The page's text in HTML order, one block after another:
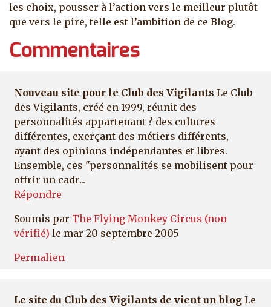
les choix, pousser à l’action vers le meilleur plutôt
que vers le pire, telle est l’ambition de ce Blog.
Commentaires
Nouveau site pour le Club des Vigilants Le Club
des Vigilants, créé en 1999, réunit des
personnalités appartenant ? des cultures
différentes, exerçant des métiers différents,
ayant des opinions indépendantes et libres.
Ensemble, ces "personnalités se mobilisent pour
offrir un cadr...
Répondre
Soumis par The Flying Monkey Circus (non
vérifié) le mar 20 septembre 2005
Permalien
Le site du Club des Vigilants de vient un blog Le